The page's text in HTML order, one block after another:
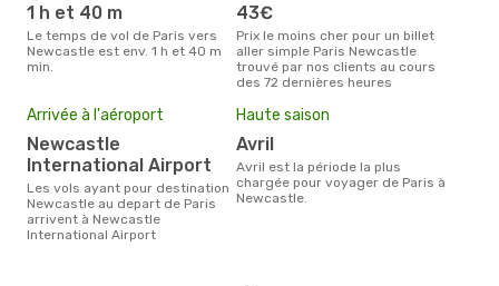
1 h et 40 m
Le temps de vol de Paris vers
Newcastle est env. 1 h et 40 m
min.
43€
Prix le moins cher pour un billet
aller simple Paris Newcastle
trouvé par nos clients au cours
des 72 dernières heures
Arrivée à l'aéroport
Newcastle
International Airport
Les vols ayant pour destination
Newcastle au depart de Paris
arrivent à Newcastle
International Airport
Haute saison
avril
avril est la période la plus
chargée pour voyager de Paris à
Newcastle.